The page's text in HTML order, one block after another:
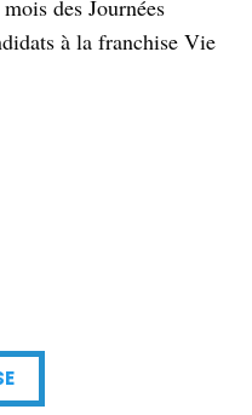
des Journées
à la franchise Vie